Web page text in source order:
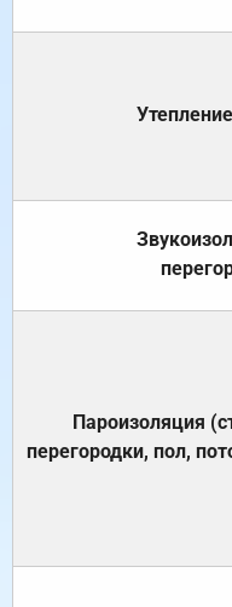
Пароизоляция
перегородки, пол,